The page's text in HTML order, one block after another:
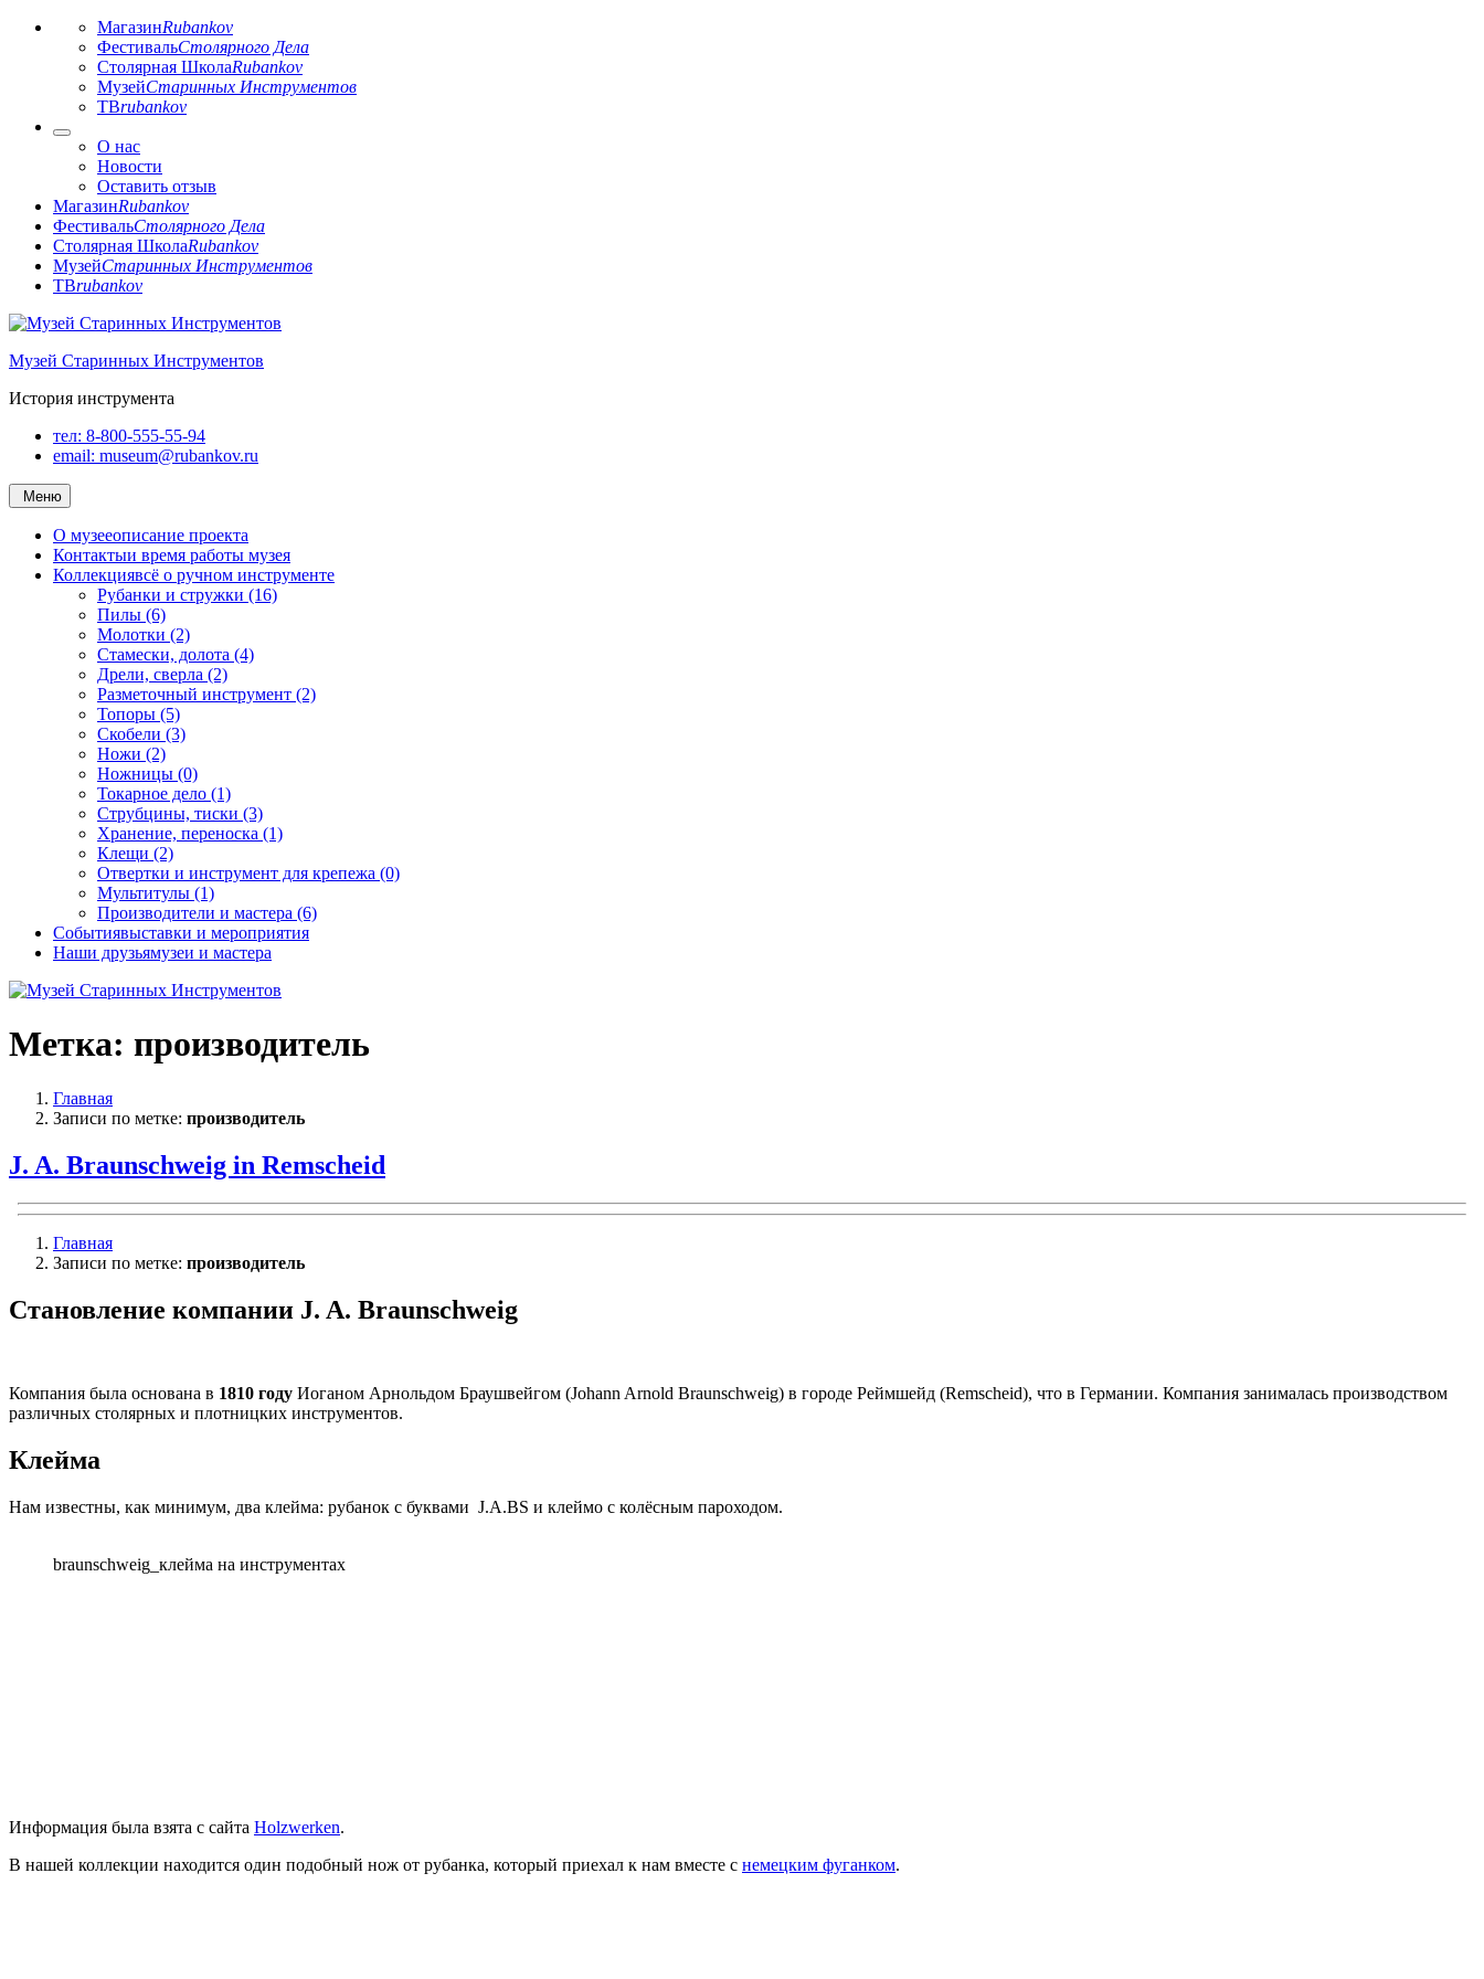
МагазинRubankov
ФестивальСтолярного Дела
Столярная ШколаRubankov
МузейСтаринных Инструментов
ТВrubankov
О нас
Новости
Оставить отзыв
МагазинRubankov
ФестивальСтолярного Дела
Столярная ШколаRubankov
МузейСтаринных Инструментов
ТВrubankov
Перейти
содержимому
Музей Старинных Инструментов
История инструмента
тел: 8-800-555-55-94
email: museum@rubankov.ru
Меню
О музееописание проекта
Контактыи время работы музея
Коллекциявсё о ручном инструменте
Рубанки и стружки (16)
Пилы (6)
Молотки (2)
Стамески, долота (4)
Дрели, сверла (2)
Разметочный инструмент (2)
Топоры (5)
Скобели (3)
Ножи (2)
Ножницы (0)
Токарное дело (1)
Струбцины, тиски (3)
Хранение, переноска (1)
Клещи (2)
Отвертки и инструмент для крепежа (0)
Мультитулы (1)
Производители и мастера (6)
Событиявыставки и мероприятия
Наши друзьямузеи и мастера
Метка: производитель
Главная
Записи по метке: производитель
J. A. Braunschweig in Remscheid
Главная
Записи по метке: производитель
Становление компании J. A. Braunschweig
Компания была основана в 1810 году Иоганом Арнольдом Браушвейгом (Johann Arnold Braunschweig) в городе Реймшейд (Remscheid), что в Германии. Компания занималась производством
различных столярных и плотницких инструментов.
Клейма
Нам известны, как минимум, два клейма: рубанок с буквами J.A.BS и клеймо с колёсным пароходом.
braunschweig_клейма на инструментах
Информация была взята с сайта Holzwerken.
В нашей коллекции находится один подобный нож от рубанка, который приехал к нам вместе с немецким фуганком.